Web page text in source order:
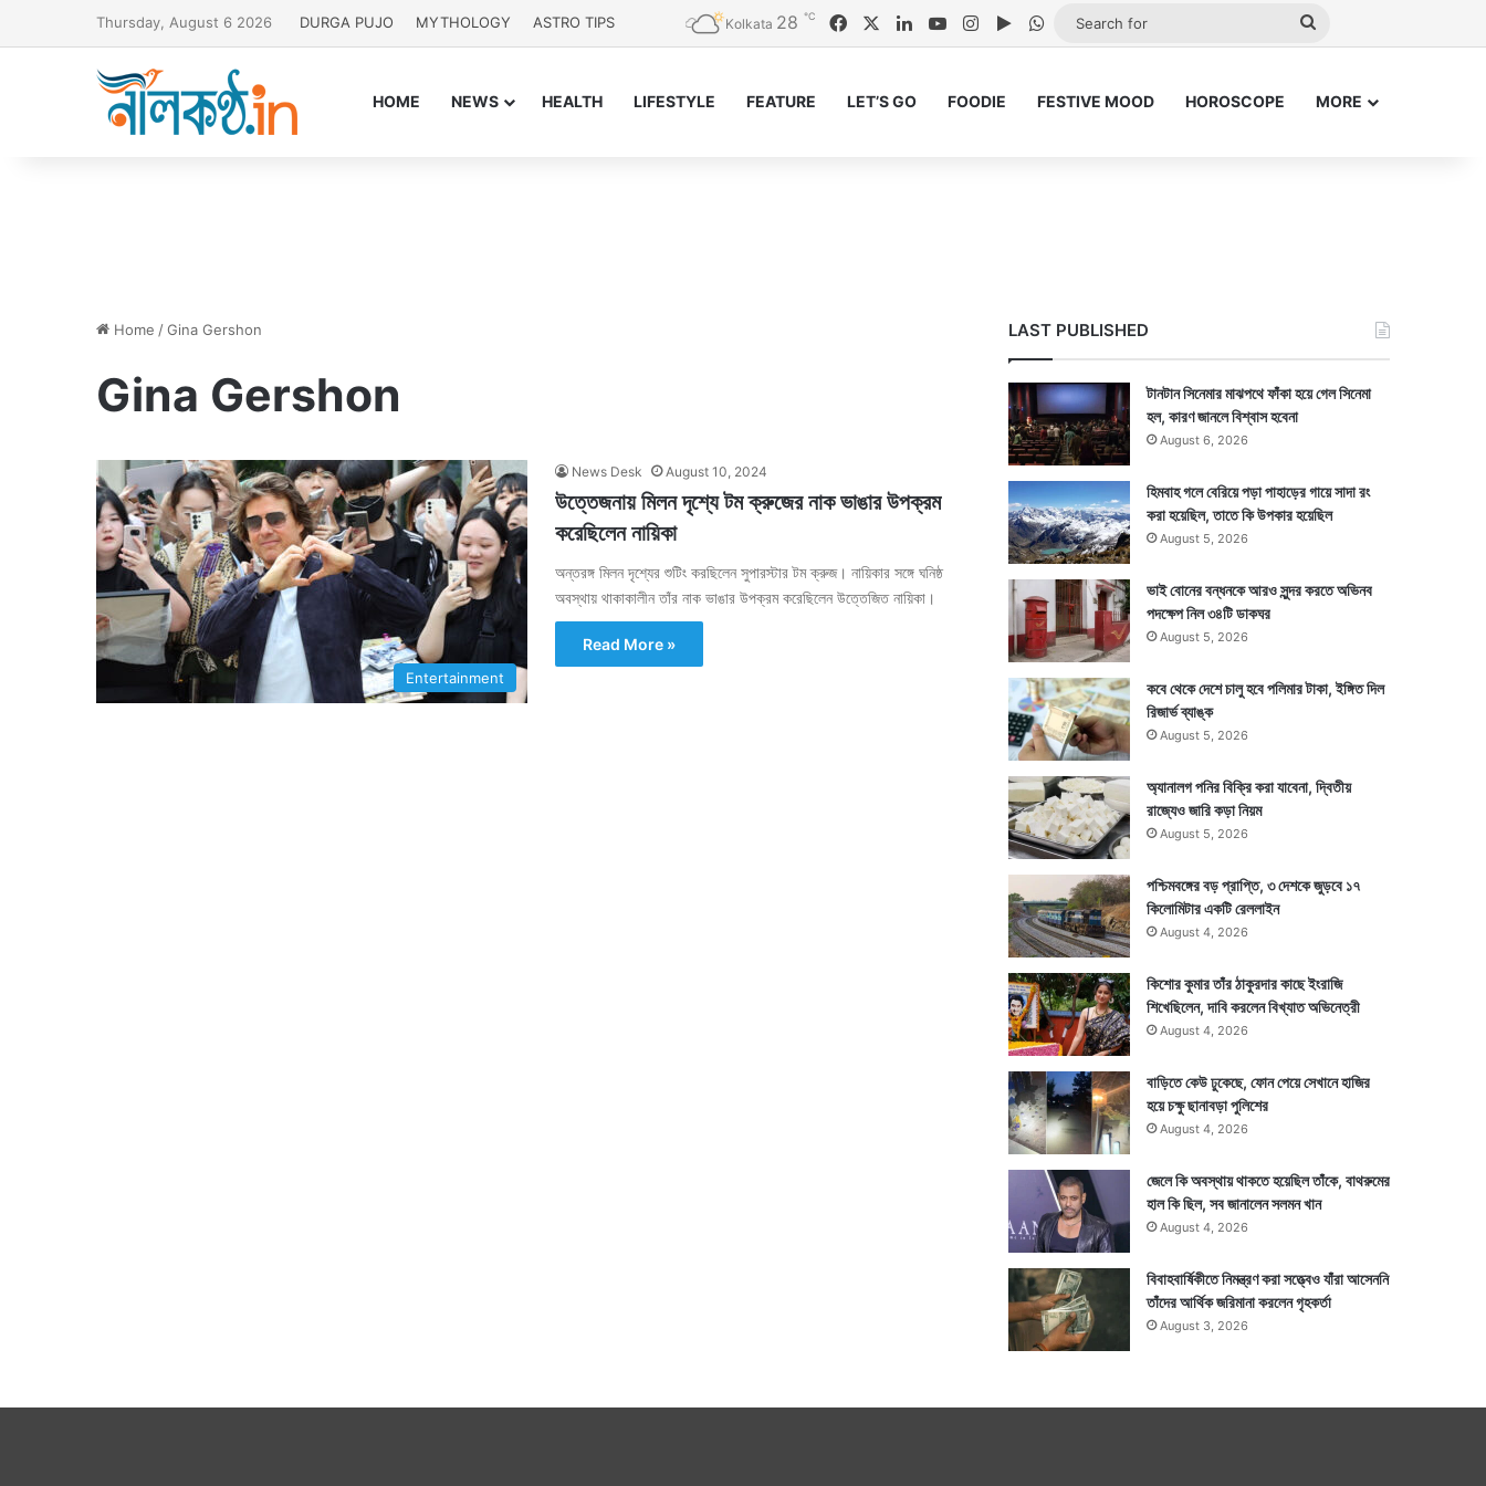
Thursday, August 6 2026 DURGA PUJO MYTHOLOGY ASTRO TIPS Kolkata 28 ℃ FacebookLinkedInYouTubeInstagram
Google Play
WhatsApp
HOME NEWS HEALTH LIFESTYLE FEATURE LET’S GO FOODIE FESTIVE MOOD HOROSCOPE MORE
Home /Gina Gershon
Gina Gershon
Entertainment
News Desk August 10, 2024
উত্তেজনায় মিলন দৃশ্যে টম ক্রুজের নাক ভাঙার উপক্রম
করেছিলেন নায়িকা
অন্তরঙ্গ মিলন দৃশ্যের শুটিং করছিলেন সুপারস্টার টম ক্রুজ। নায়িকার সঙ্গে ঘনিষ্ঠ
অবস্থায় থাকাকালীন তাঁর নাক ভাঙার উপক্রম করেছিলেন উত্তেজিত নায়িকা।
Read More »
LAST PUBLISHED
টানটান সিনেমার মাঝপথে ফাঁকা হয়ে গেল সিনেমা
হল, কারণ জানলে বিশ্বাস হবেনা
August 6, 2026
হিমবাহ গলে বেরিয়ে পড়া পাহাড়ের গায়ে সাদা রং
করা হয়েছিল, তাতে কি উপকার হয়েছিল
August 5, 2026
ভাই বোনের বন্ধনকে আরও সুন্দর করতে অভিনব
পদক্ষেপ নিল ৩৪টি ডাকঘর
August 5, 2026
কবে থেকে দেশে চালু হবে পলিমার টাকা, ইঙ্গিত দিল
রিজার্ভ ব্যাঙ্ক
August 5, 2026
অ্যানালগ পনির বিক্রি করা যাবেনা, দ্বিতীয়
রাজ্যেও জারি কড়া নিয়ম
August 5, 2026
পশ্চিমবঙ্গের বড় প্রাপ্তি, ৩ দেশকে জুড়বে ১৭
কিলোমিটার একটি রেললাইন
August 4, 2026
কিশোর কুমার তাঁর ঠাকুরদার কাছে ইংরাজি
শিখেছিলেন, দাবি করলেন বিখ্যাত অভিনেত্রী
August 4, 2026
বাড়িতে কেউ ঢুকেছে, ফোন পেয়ে সেখানে হাজির
হয়ে চক্ষু ছানাবড়া পুলিশের
August 4, 2026
জেলে কি অবস্থায় থাকতে হয়েছিল তাঁকে, বাথরুমের
হাল কি ছিল, সব জানালেন সলমন খান
August 4, 2026
বিবাহবার্ষিকীতে নিমন্ত্রণ করা সত্ত্বেও যাঁরা আসেননি
তাঁদের আর্থিক জরিমানা করলেন গৃহকর্তা
August 3, 2026